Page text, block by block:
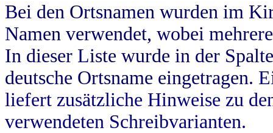
Bei den Ortsnamen wurden im
Namen verwendet, wobei
In dieser Liste wurde in der
deutsche Ortsname eingetragen.
liefert zusätzliche Hinweise zu
verwendeten Schreibvarianten.